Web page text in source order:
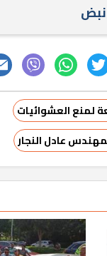
لمنع العشوائيات
عادل النجار
العاشر من
صائبًا؟